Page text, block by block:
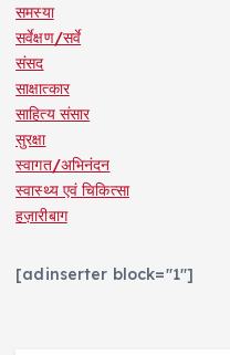
समस्या
सर्वेक्षण/सर्वे
संसद
साक्षात्कार
साहित्य संसार
सुरक्षा
स्वागत/अभिनंदन
स्वास्थ्य एवं चिकित्सा
हज़ारीबाग
[adinserter block="1"]